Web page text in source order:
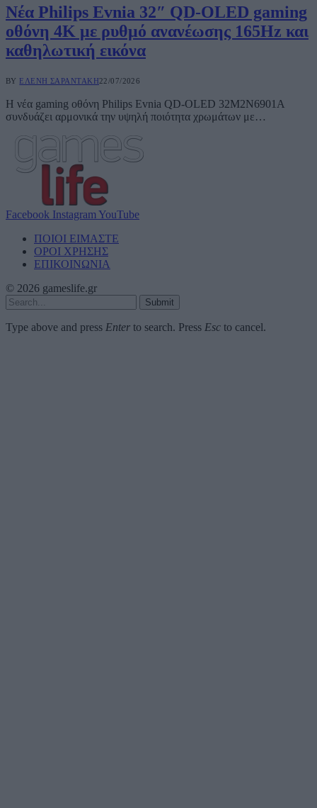
Νέα Philips Evnia 32″ QD-OLED gaming
οθόνη 4K με ρυθμό ανανέωσης 165Hz και
καθηλωτική εικόνα
BY ΕΛΈΝΗ ΣΑΡΑΝΤΆΚΗ 22/07/2026
Η νέα gaming οθόνη Philips Evnia QD-OLED 32M2N6901A
συνδυάζει αρμονικά την υψηλή ποιότητα χρωμάτων με…
Facebook InstagramYouTube
ΠΟΙΟΙ ΕΙΜΑΣΤΕ
ΟΡΟΙ ΧΡΗΣΗΣ
ΕΠΙΚΟΙΝΩΝΙΑ
© 2026 gameslife.gr
Submit
Type above and press Enter to search. Press Esc to cancel.